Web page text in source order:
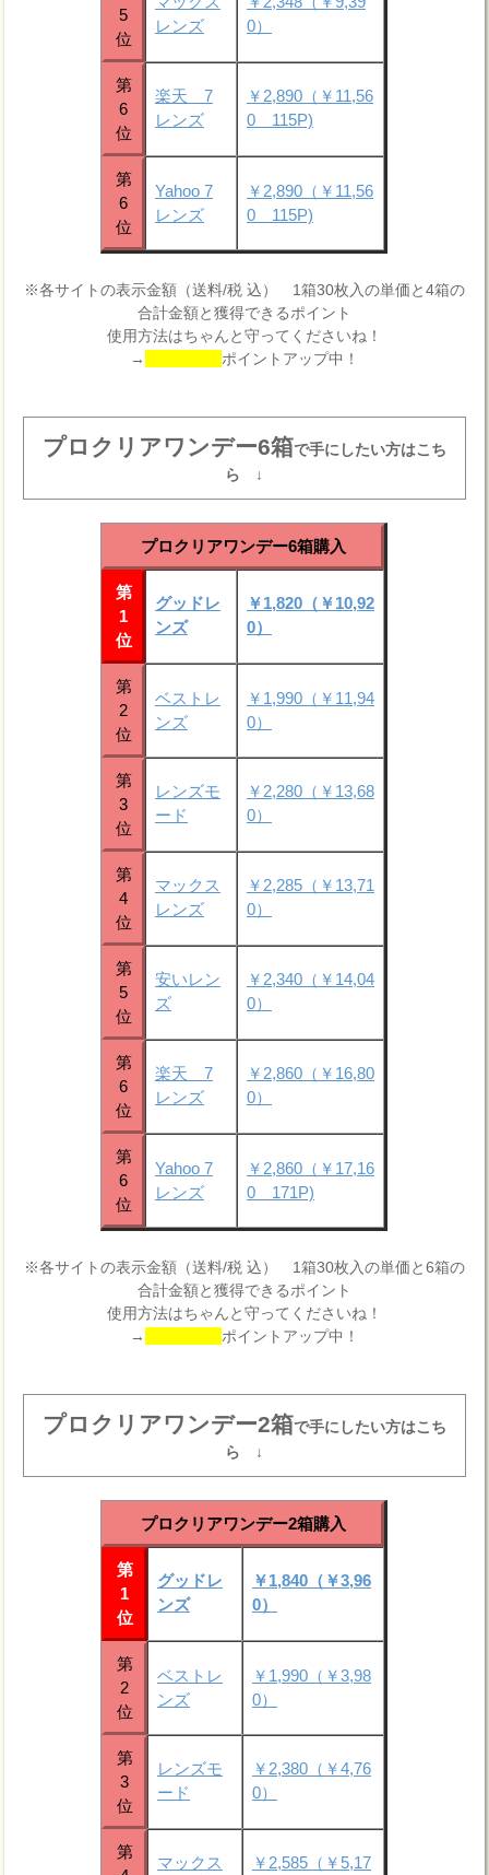
5
位
レンズ
0）
第
6
位
楽天 7
レンズ
￥2,890（￥11,56
0 115P)
第
6
位
Yahoo 7
レンズ
￥2,890（￥11,56
0 115P)
※各サイトの表示金額（送料/税 込） 1箱30枚入の単価と4箱の
合計金額と獲得できるポイント
使用方法はちゃんと守ってくださいね！
→
ポイントアップ中！
プロクリアワンデー6箱で手にしたい方はこち
ら ↓
プロクリアワンデー6箱購入
第
1
位
グッドレ
ンズ
￥1,820（￥10,92
0）
第
2
位
ベストレ
ンズ
￥1,990（￥11,94
0）
第
3
位
レンズモ
ード
￥2,280（￥13,68
0）
第
4
位
マックス
レンズ
￥2,285（￥13,71
0）
第
5
位
安いレン
ズ
￥2,340（￥14,04
0）
第
6
位
楽天 7
レンズ
￥2,860（￥16,80
0）
第
6
位
Yahoo 7
レンズ
￥2,860（￥17,16
0 171P)
※各サイトの表示金額（送料/税 込） 1箱30枚入の単価と6箱の
合計金額と獲得できるポイント
使用方法はちゃんと守ってくださいね！
→
ポイントアップ中！
プロクリアワンデー2箱で手にしたい方はこち
ら ↓
プロクリアワンデー2箱購入
第
1
位
グッドレ
ンズ
￥1,840（￥3,96
0）
第
2
位
ベストレ
ンズ
￥1,990（￥3,98
0）
第
3
位
レンズモ
ード
￥2,380（￥4,76
0）
第
マックス
￥2,585（￥5,17